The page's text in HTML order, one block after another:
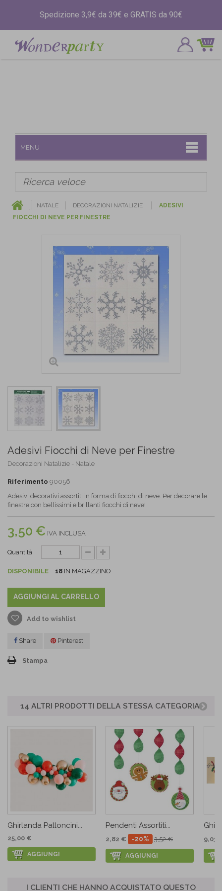
Spedizione 3,9€ da 39€ e GRATIS da 90€
MENU
NATALE DECORAZIONI NATALIZIE
ADESIVI
FIOCCHI DI NEVE PER FINESTRE
Adesivi Fiocchi di Neve per Finestre
Decorazioni Natalizie - Natale
Riferimento 90056
Adesivi decorativi assortiti in forma di fiocchi di neve. Per decorare le
finestre con bellissimi e brillanti fiocchi di neve!
3,50 € IVA INCLUSA
Quantità
DISPONIBILE 18 IN MAGAZZINO
AGGIUNGI AL CARRELLO
Add to wishlist
Share Pinterest
Stampa
14 ALTRI PRODOTTI DELLA STESSA CATEGORIA:
Ghirlanda Palloncini...
25,00 €
AGGIUNGI
Pendenti Assortiti...
2,82 € -20% 3,52 €
AGGIUNGI
9,03
I CLIENTI CHE HANNO ACQUISTATO QUESTO